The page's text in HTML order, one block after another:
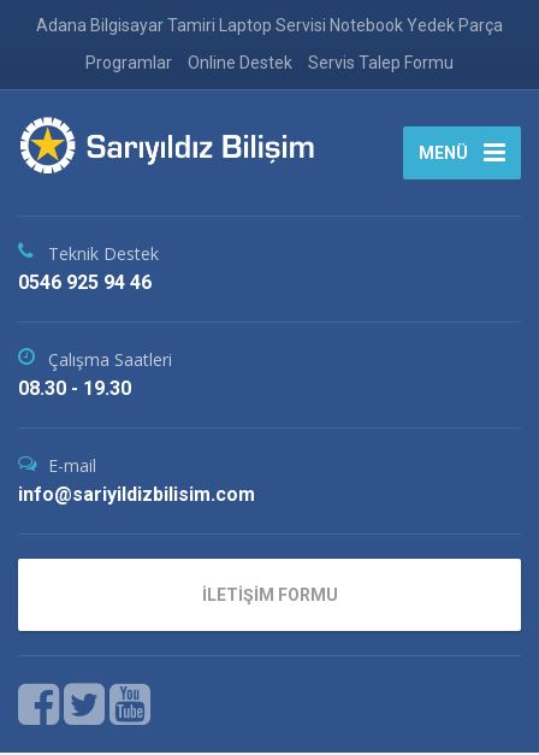
Adana Bilgisayar Tamiri Laptop Servisi Notebook Yedek Parça
Programlar
Online Destek Servis Talep Formu
MENÜ
Teknik Destek
0546 925 94 46
Çalışma Saatleri
08.30 - 19.30
E-mail
info@sariyildizbilisim.com
İLETİŞİM FORMU